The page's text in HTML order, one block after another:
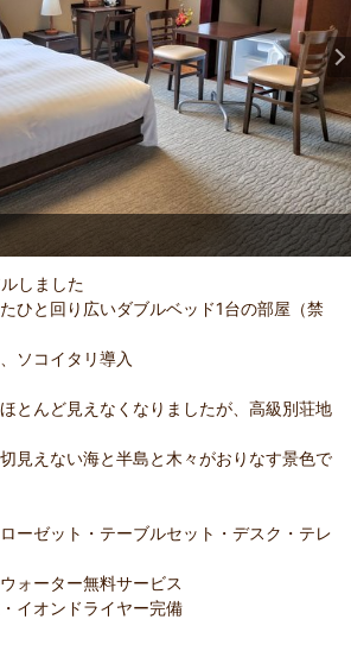
しました
ひと回り広いダブルベッド1台の部屋（禁
ソコイタリ導入
とんど見えなくなりましたが、高級別荘地
見えない海と半島と木々がおりなす景色で
ーゼット・テーブルセット・デスク・テレ
ォーター無料サービス
イオンドライヤー完備